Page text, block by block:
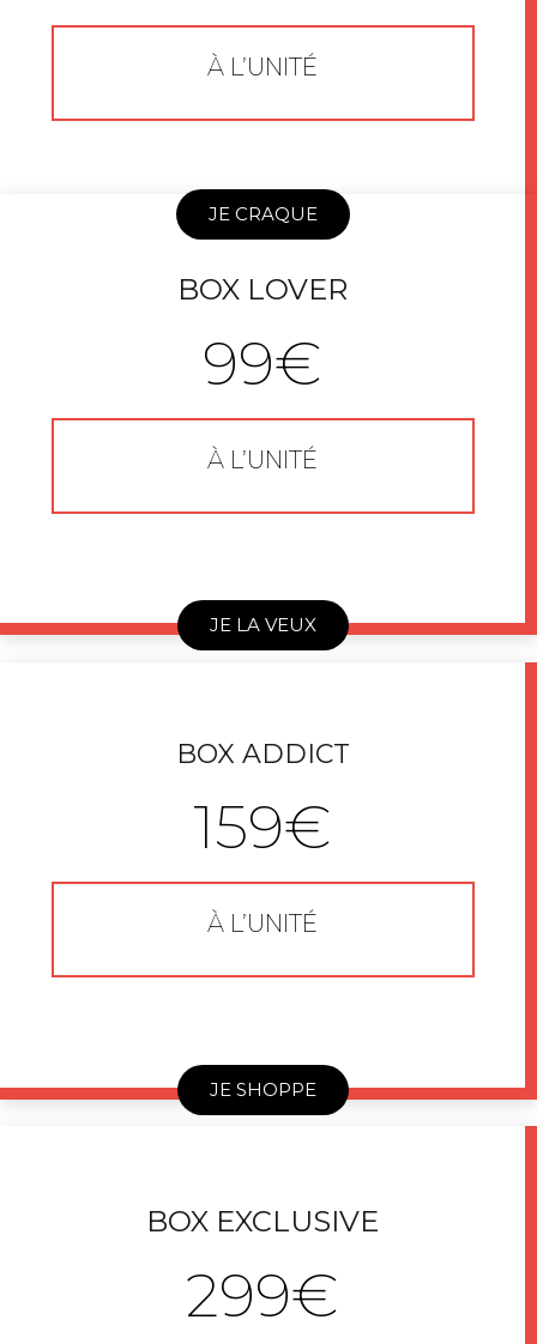
À L’UNITÉ
JE CRAQUE
BOX LOVER
99€
À L’UNITÉ
JE LA VEUX
BOX ADDICT
159€
À L’UNITÉ
JE SHOPPE
BOX EXCLUSIVE
299€